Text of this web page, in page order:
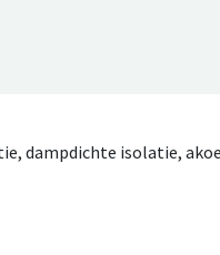
dampdichte isolatie,